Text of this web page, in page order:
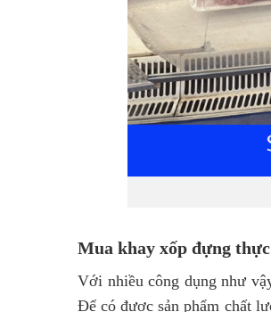
Mua khay xốp đựng
Với nhiều công dụng như
Để có được sản phẩm chất